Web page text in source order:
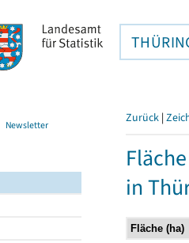
Newsletter Zurück |
in